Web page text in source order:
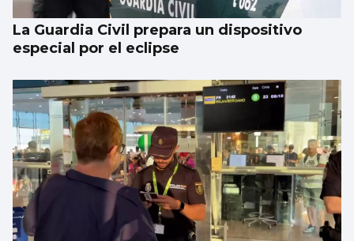
La Guardia Civil prepara un dispositivo
especial por el eclipse